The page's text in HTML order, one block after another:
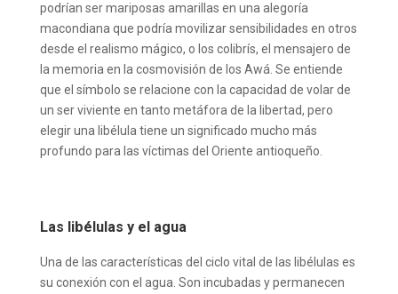
podrían ser mariposas amarillas en una alegoría
macondiana que podría movilizar sensibilidades en otros
desde el realismo mágico, o los colibrís, el mensajero de
la memoria en la cosmovisión de los Awá. Se entiende
que el símbolo se relacione con la capacidad de volar de
un ser viviente en tanto metáfora de la libertad, pero
elegir una libélula tiene un significado mucho más
profundo para las víctimas del Oriente antioqueño.
Las libélulas y el agua
Una de las características del ciclo vital de las libélulas es
su conexión con el agua. Son incubadas y permanecen